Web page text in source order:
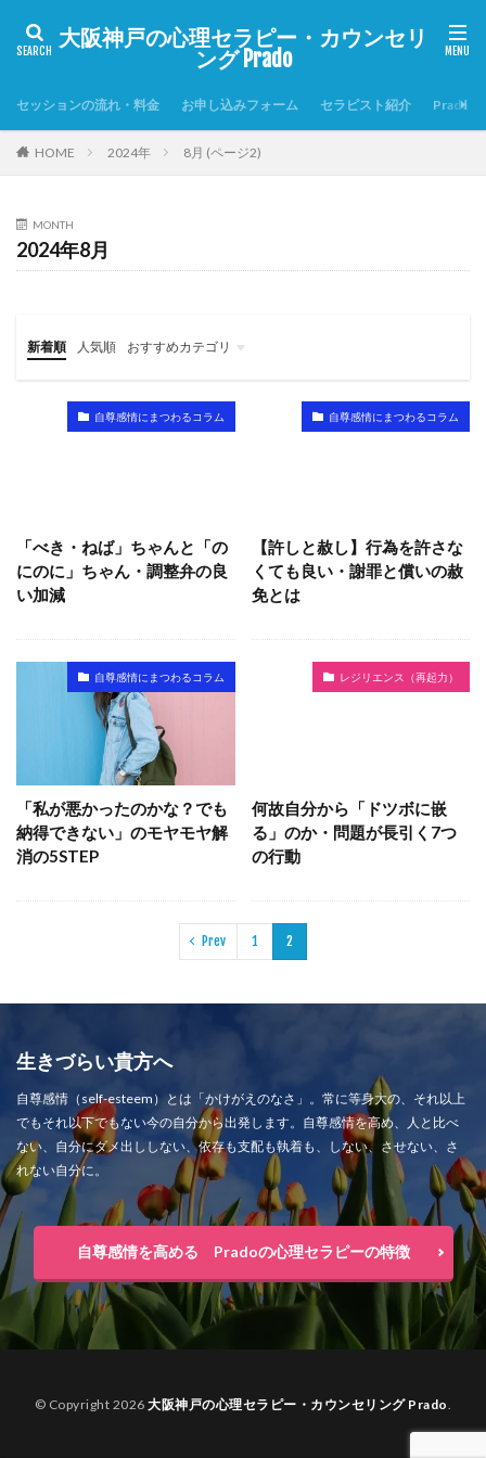
大阪神戸の心理セラピー・カウンセリ
ング Prado
セッションの流れ・料金 お申し込みフォーム セラピスト紹介 Pradoへ
HOME 2024年 8月 (ページ2)
MONTH
2024年8月
新着順 人気順
おすすめカテゴリ
自尊感情にまつわるコラム
「べき・ねば」ちゃんと「の
にのに」ちゃん・調整弁の良
い加減
自尊感情にまつわるコラム
【許しと赦し】行為を許さな
くても良い・謝罪と償いの赦
免とは
自尊感情にまつわるコラム
「私が悪かったのかな？でも
納得できない」のモヤモヤ解
消の5STEP
レジリエンス（再起力）
何故自分から「ドツボに嵌
る」のか・問題が長引く7つ
の行動
Prev 1 2
生きづらい貴方へ
自尊感情（self-esteem）とは「かけがえのなさ」。常に等身大の、それ以上
でもそれ以下でもない今の自分から出発します。自尊感情を高め、人と比べ
ない、自分にダメ出ししない、依存も支配も執着も、しない、させない、さ
れない自分に。
自尊感情を高める Pradoの心理セラピーの特徴
© Copyright 2026大阪神戸の心理セラピー・カウンセリング Prado